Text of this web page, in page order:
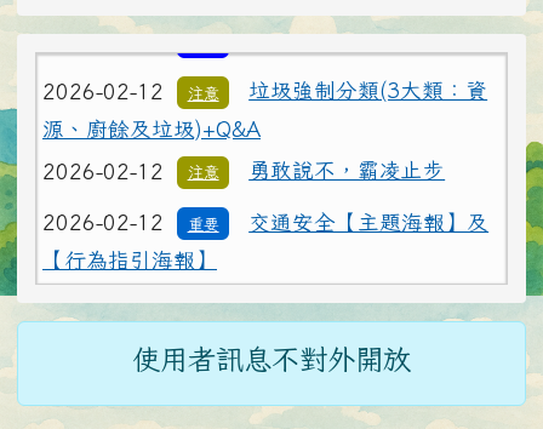
2026-02-12 公告 打詐新四法宣導影片
源、廚餘及垃圾)+Q&A
【行為指引海報】
2026-02-12 重要
為避免學生遭受菸品、電
子煙危害或誤觸法令，請各校落實無菸校園政
策，就查獲電子煙相關器物處置請依說明辦理
使用者訊息不對外開放